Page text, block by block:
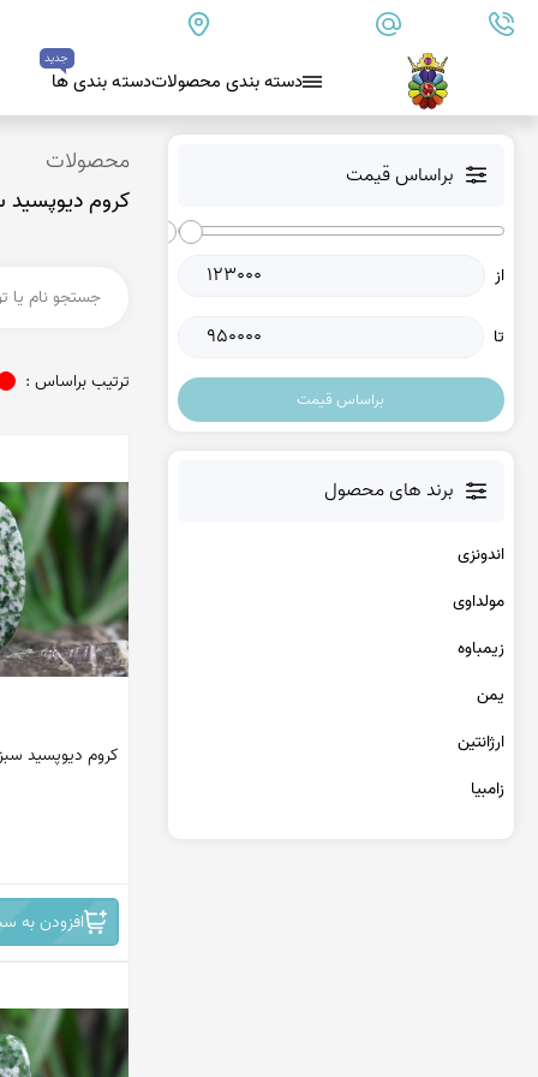
09179890157
info@goharanshop.com
دسته بندی محصولات
عقیق کلسدونی آبی
عقیق دروزی کلسدونی
عقیق کلسدونی قهوه ای
عقیق یمن زرد
عقیق یمن پرتقالی
عقیق یمن کبود
عقیق یمن سبز
عقیق یمن بنفش
عقیق یمن سیاه
عقیق یمن قرمز
دسته بندی ها
جدید
براساس قیمت
از
تا
براساس قیمت
برند های محصول
اندونزی
مولداوی
زیمباوه
یمن
ارژانتین
زامبیا
محصولات
کروم دیوپسید
ترتیب براساس :
کروم دیوپسید سبز
افزودن به